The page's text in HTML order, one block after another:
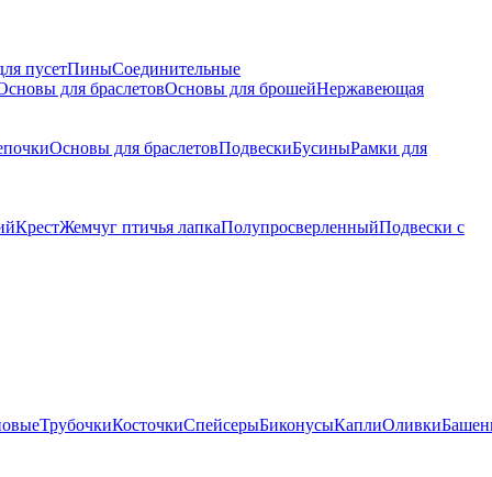
пусетПиныСоединительные
для браслетовОсновы для брошейНержавеющая
Основы для браслетовПодвескиБусиныРамки для
КрестЖемчуг птичья лапкаПолупросверленныйПодвески с
ТрубочкиКосточкиСпейсерыБиконусыКаплиОливки